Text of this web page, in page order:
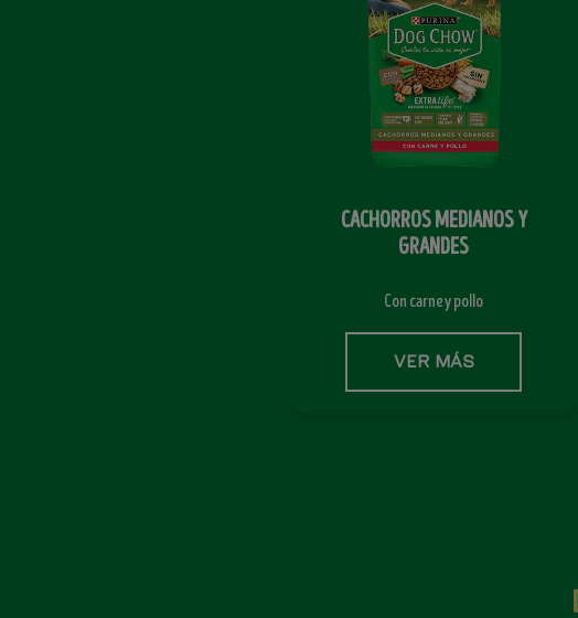
CACHORROS MEDIANOS Y
GRANDES
Con carne y pollo
VER MÁS